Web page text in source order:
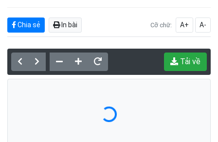
Chia sẻ In bài Cỡ chữ: A+ A-
Tải về
Đang tải PDF...